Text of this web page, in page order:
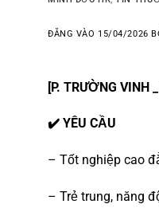
ĐĂNG VÀO 15/04/2026
[P. TRƯỜNG VINH
✔️ YÊU CẦU
– Tốt nghiệp cao
– Trẻ trung, năng